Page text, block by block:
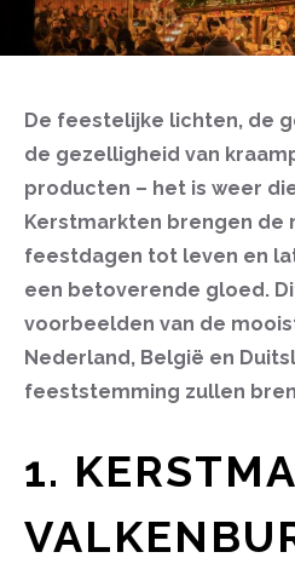
De feestelijke lichten, de
de gezelligheid van
producten – het is weer
Kerstmarkten brengen de
feestdagen tot leven en
een betoverende gloed.
voorbeelden van de
Nederland, België en
feeststemming zullen
1.